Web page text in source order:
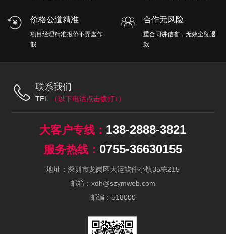
价格公道精准
项目经理精准报价不弄虚作
假
合作无风险
重合同讲信誉，无效全额退
款
联系我们
TEL
138-2888-3821
0755-36630155
地址：深圳市龙岗区大运软件小镇35栋215
邮箱：xdh@szymweb.com
邮编：518000